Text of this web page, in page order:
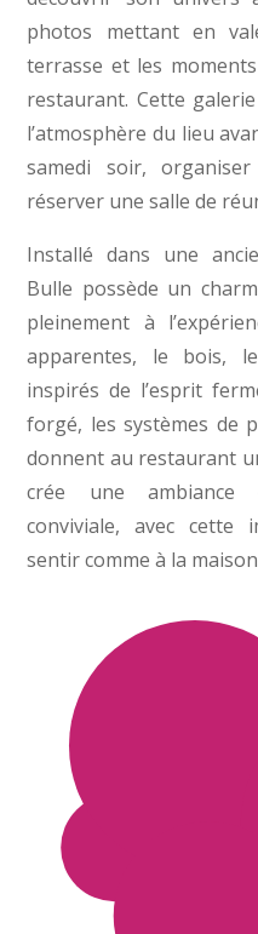
photos mettant en
terrasse et les
restaurant. Cette
l’atmosphère du lieu
samedi soir,
réserver une salle de
Installé dans une
Bulle possède un
pleinement à
apparentes, le bois,
inspirés de l’esprit
forgé, les systèmes de
donnent au restaurant
crée une ambiance
conviviale, avec cette
sentir comme à la